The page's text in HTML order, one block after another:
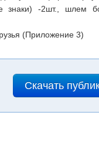
-2шт., шлем
(Приложение 3)
Скачать